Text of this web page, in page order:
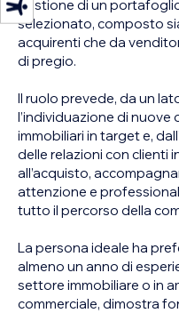
gestione di un
selezionato, composto
acquirenti che da
di pregio.
Il ruolo prevede, da un
l’individuazione di
immobiliari in target e,
delle relazioni con clienti
all’acquisto,
attenzione e
tutto il percorso della
La persona ideale ha
almeno un anno di
settore immobiliare o in
commerciale, dimostra